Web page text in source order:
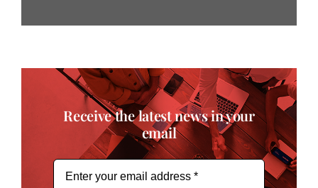
Receive the latest news in your
email